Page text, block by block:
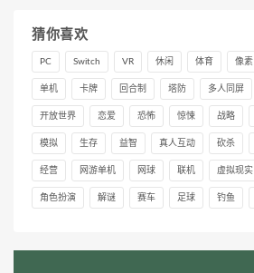
猜你喜欢
PC Switch VR 休闲 体育 像素
单机 卡牌 回合制 塔防 多人同屏
开放世界 恋爱 恐怖 惊悚 战略
模拟 生存 益智 真人互动 砍杀
经营 网游单机 网球 联机 虚拟现实
角色扮演 解谜 赛车 足球 钓鱼